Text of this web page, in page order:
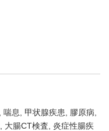
喘息 甲状腺疾患
膠原病
大腸CT検査 炎症性腸疾